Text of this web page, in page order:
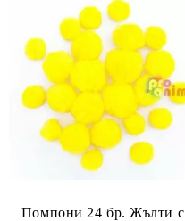
Помпони 24 бр. Жълти с